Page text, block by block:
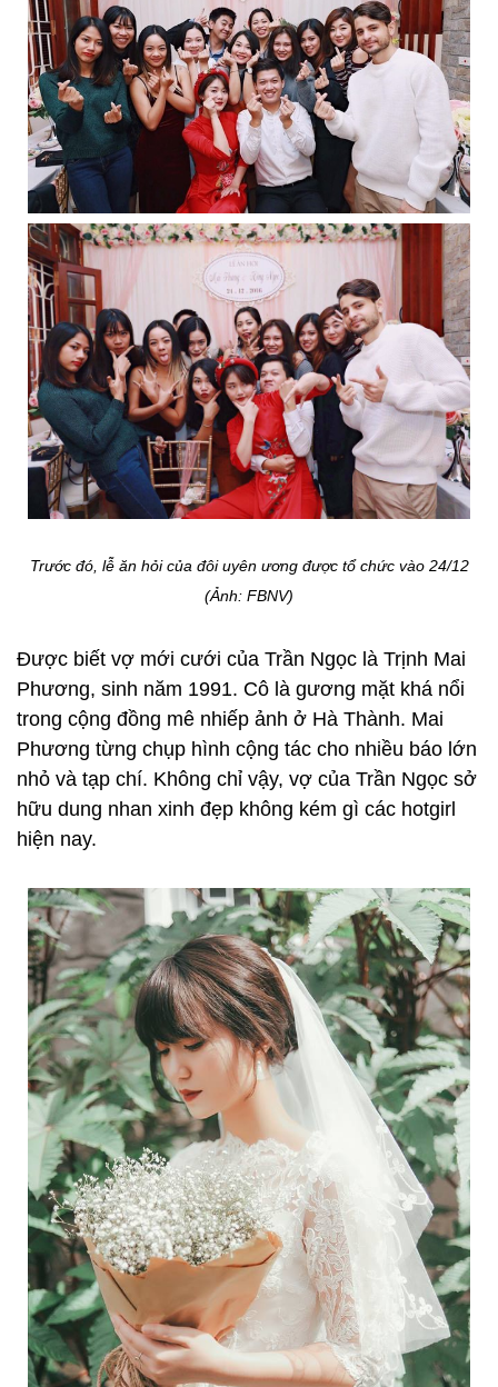
Trước đó, lễ ăn hỏi của đôi uyên ương được tổ chức vào 24/12
(Ảnh: FBNV)
Được biết vợ mới cưới của Trần Ngọc là Trịnh Mai
Phương, sinh năm 1991. Cô là gương mặt khá nổi
trong cộng đồng mê nhiếp ảnh ở Hà Thành. Mai
Phương từng chụp hình cộng tác cho nhiều báo lớn
nhỏ và tạp chí. Không chỉ vậy, vợ của Trần Ngọc sở
hữu dung nhan xinh đẹp không kém gì các hotgirl
hiện nay.